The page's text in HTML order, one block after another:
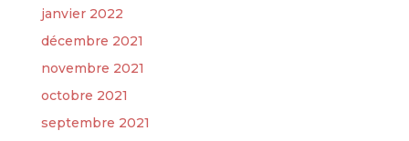
janvier 2022
décembre 2021
novembre 2021
octobre 2021
septembre 2021